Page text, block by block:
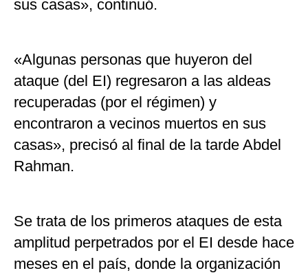
sus casas», continuó.
«Algunas personas que huyeron del
ataque (del EI) regresaron a las aldeas
recuperadas (por el régimen) y
encontraron a vecinos muertos en sus
casas», precisó al final de la tarde Abdel
Rahman.
Se trata de los primeros ataques de esta
amplitud perpetrados por el EI desde hace
meses en el país, donde la organización